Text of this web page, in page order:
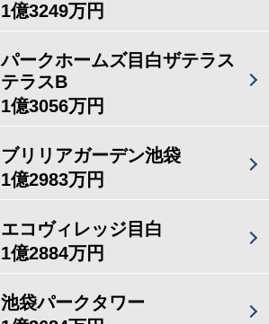
1億3249万円
パークホームズ目白ザテラス
テラスB
1億3056万円
ブリリアガーデン池袋
1億2983万円
エコヴィレッジ目白
1億2884万円
池袋パークタワー